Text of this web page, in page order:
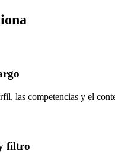
las competencias y el
filtro